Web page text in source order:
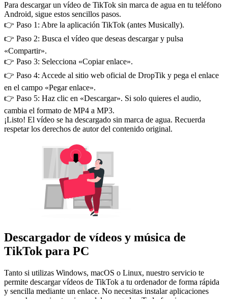
Para descargar un vídeo de TikTok sin marca de agua en tu teléfono
Android, sigue estos sencillos pasos.
👉 Paso 1: Abre la aplicación TikTok (antes Musically).
👉 Paso 2: Busca el vídeo que deseas descargar y pulsa
«Compartir».
👉 Paso 3: Selecciona «Copiar enlace».
👉 Paso 4: Accede al sitio web oficial de DropTik y pega el enlace
en el campo «Pegar enlace».
👉 Paso 5: Haz clic en «Descargar». Si solo quieres el audio,
cambia el formato de MP4 a MP3.
¡Listo! El vídeo se ha descargado sin marca de agua. Recuerda
respetar los derechos de autor del contenido original.
Descargador de vídeos y música de
TikTok para PC
Tanto si utilizas Windows, macOS o Linux, nuestro servicio te
permite descargar vídeos de TikTok a tu ordenador de forma rápida
y sencilla mediante un enlace. No necesitas instalar aplicaciones